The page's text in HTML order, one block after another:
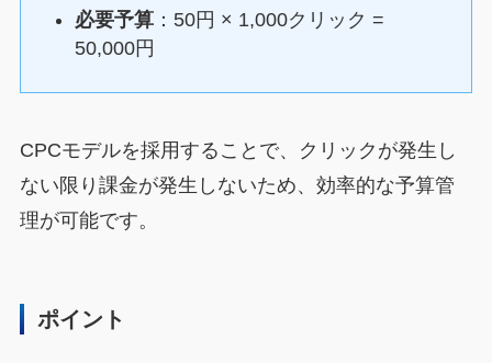
必要予算 ：50円 × 1,000クリック =
50,000円
CPCモデルを採用することで、クリックが発生し
ない限り課金が発生しないため、効率的な予算管
理が可能です。
ポイント